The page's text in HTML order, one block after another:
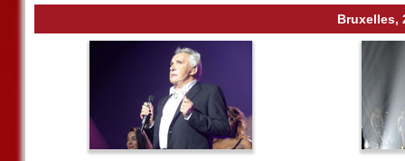
Bruxelles,